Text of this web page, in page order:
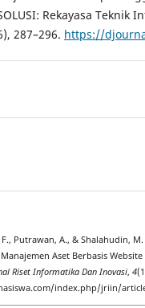
Rekayasa Teknik
287–296. https://
Putrawan, A., & Shalahudin,
Aset Berbasis
Riset Informatika Dan Inovasi, 4
index.php/jriin/